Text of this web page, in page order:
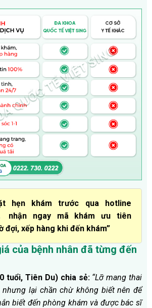
hẹn khám trước qua hotline
nhận ngay mã khám ưu tiên
đợi, xếp hàng khi đến khám”
của bệnh nhân đã từng đến
tuổi, Tiên Du) chia sẻ:“Lỡ mang thai
lại chần chừ không biết nên để
biết đến phòng khám và được bác sĩ